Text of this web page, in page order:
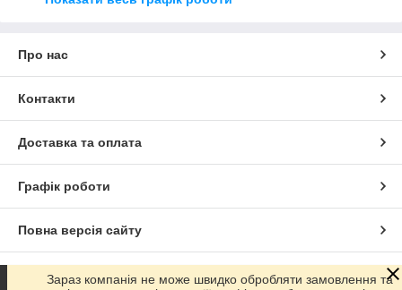
Про нас
Контакти
Доставка та оплата
Графік роботи
Повна версія сайту
Сайт створено на маркетплейсіProm.ua
Зараз компанія не може швидко обробляти замовлення та